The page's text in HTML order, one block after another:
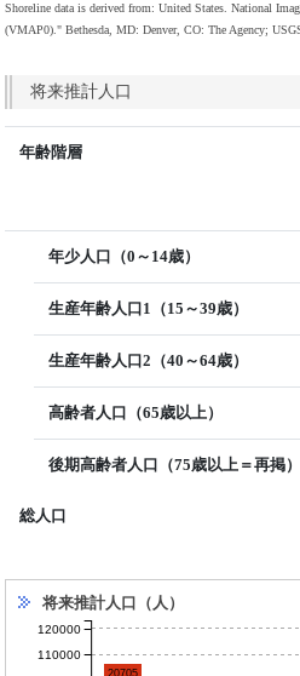
Shoreline data is derived from: United States. National
(VMAP0)." Bethesda, MD: Denver, CO: The Agency;
将来推計人口
年齢階層
年少人口（0～14歳）
生産年齢人口1（15～39歳）
生産年齢人口2（40～64歳）
高齢者人口（65歳以上）
後期高齢者人口（75歳以上＝再掲）
総人口
将来推計人口（人）
110000
120000